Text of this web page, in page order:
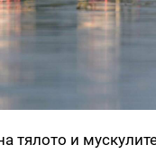
тялото и